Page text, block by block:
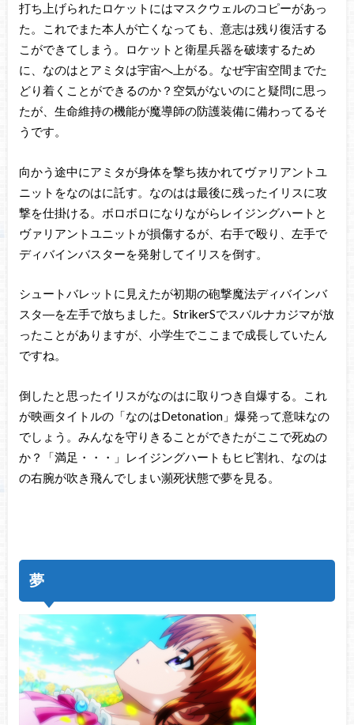
打ち上げられたロケットにはマスクウェルのコピーがあっ
た。これでまた本人が亡くなっても、意志は残り復活する
こができてしまう。ロケットと衛星兵器を破壊するため
に、なのはとアミタは宇宙へ上がる。なぜ宇宙空間までた
どり着くことができるのか？空気がないのにと疑問に思っ
たが、生命維持の機能が魔導師の防護装備に備わってるそ
うです。
向かう途中にアミタが身体を撃ち抜かれてヴァリアントユ
ニットをなのはに託す。なのはは最後に残ったイリスに攻
撃を仕掛ける。ボロボロになりながらレイジングハートと
ヴァリアントユニットが損傷するが、右手で殴り、左手で
ディバインバスターを発射してイリスを倒す。
シュートバレットに見えたが初期の砲撃魔法ディバインバ
スタ―を左手で放ちました。StrikerSでスバルナカジマが放
ったことがありますが、小学生でここまで成長していたん
ですね。
倒したと思ったイリスがなのはに取りつき自爆する。これ
が映画タイトルの「なのはDetonation」爆発って意味なの
でしょう。みんなを守りきることができたがここで死ぬの
か？「満足・・・」レイジングハートもヒビ割れ、なのは
の右腕が吹き飛んでしまい瀕死状態で夢を見る。
夢